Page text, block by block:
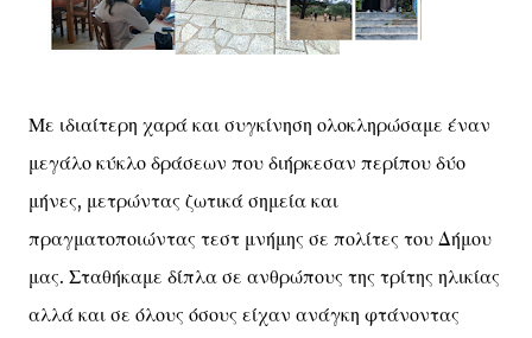
Με ιδιαίτερη χαρά και συγκίνηση ολοκληρώσαμε έναν
μεγάλο κύκλο δράσεων που διήρκεσαν περίπου δύο
μήνες, μετρώντας ζωτικά σημεία και
πραγματοποιώντας τεστ μνήμης σε πολίτες του Δήμου
μας. Σταθήκαμε δίπλα σε ανθρώπους της τρίτης ηλικίας
αλλά και σε όλους όσους είχαν ανάγκη φτάνοντας